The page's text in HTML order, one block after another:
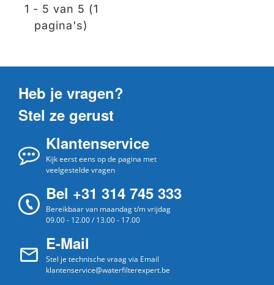
1 - 5 van 5 (1
pagina's)
Heb je vragen?
Stel ze gerust
Klantenservice
Kijk eerst eens op de pagina met
veelgestelde vragen
Bel +31 314 745 333
Bereikbaar van maandag t/m vrijdag
09.00 - 12.00 / 13.00 - 17.00
E-Mail
Stel je technische vraag via Email
klantenservice@waterfilterexpert.be